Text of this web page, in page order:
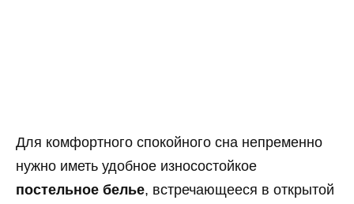
Для комфортного спокойного сна непременно
нужно иметь удобное износостойкое
постельное белье, встречающееся в открытой